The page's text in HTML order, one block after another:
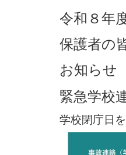
令和８年
保護者の
お知らせ
緊急学校
学校閉庁日